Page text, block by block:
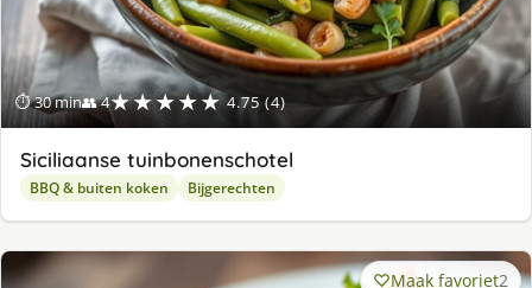
⏱ 30 min👥 4★★★★★ 4.75 (4)
Siciliaanse tuinbonenschotel
BBQ & buiten koken Bijgerechten
Maak favoriet2